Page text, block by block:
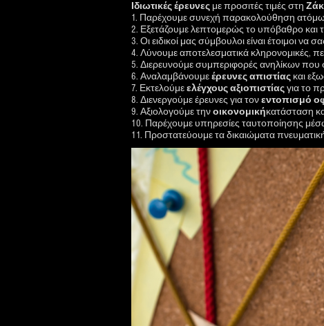
Ιδιωτικές έρευνες με προσιτές τιμές στη
1. Παρέχουμε συνεχή παρακολούθηση
2. Εξετάζουμε λεπτομερώς το υπόβαθρο και
3. Οι ειδικοί μας σύμβουλοι είναι έτοιμοι να
4. Λύνουμε αποτελεσματικά κληρονομικές,
5. Διερευνούμε συμπεριφορές ανηλίκων που
6. Αναλαμβάνουμεέρευνεςαπιστίας και
7. Εκτελούμεελέγχουςαξιοπιστίαςγια το
8. Διενεργούμε έρευνες για τονεντοπισμό
9. Αξιολογούμε τηνοικονομικήκατάσταση
10. Παρέχουμε υπηρεσίες ταυτοποίησης
11. Προστατεύουμε τα δικαιώματα